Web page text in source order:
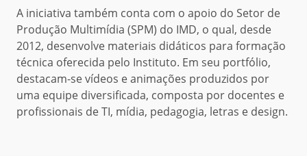
A iniciativa também conta com o apoio do Setor de
Produção Multimídia (SPM) do IMD, o qual, desde
2012, desenvolve materiais didáticos para formação
técnica oferecida pelo Instituto. Em seu portfólio,
destacam-se vídeos e animações produzidos por
uma equipe diversificada, composta por docentes e
profissionais de TI, mídia, pedagogia, letras e design.